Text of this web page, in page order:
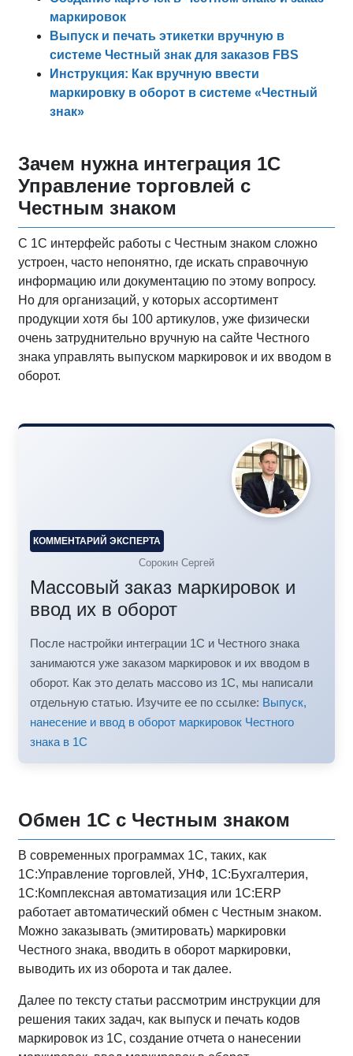
маркировок
Выпуск и печать этикетки вручную в
системе Честный знак для заказов FBS
Инструкция: Как вручную ввести
маркировку в оборот в системе «Честный
знак»
Зачем нужна интеграция 1С
Управление торговлей с
Честным знаком
С 1С интерфейс работы с Честным знаком сложно
устроен, часто непонятно, где искать справочную
информацию или документацию по этому вопросу.
Но для организаций, у которых ассортимент
продукции хотя бы 100 артикулов, уже физически
очень затруднительно вручную на сайте Честного
знака управлять выпуском маркировок и их вводом в
оборот.
КОММЕНТАРИЙ ЭКСПЕРТА
Сорокин Сергей
Массовый заказ маркировок и
ввод их в оборот
После настройки интеграции 1С и Честного знака
занимаются уже заказом маркировок и их вводом в
оборот. Как это делать массово из 1С, мы написали
отдельную статью. Изучите ее по ссылке: Выпуск,
нанесение и ввод в оборот маркировок Честного
знака в 1С
Обмен 1С с Честным знаком
В современных программах 1С, таких, как
1С:Управление торговлей, УНФ, 1С:Бухгалтерия,
1С:Комплексная автоматизация или 1С:ERP
работает автоматический обмен с Честным знаком.
Можно заказывать (эмитировать) маркировки
Честного знака, вводить в оборот маркировки,
выводить их из оборота и так далее.
Далее по тексту статьи рассмотрим инструкции для
решения таких задач, как выпуск и печать кодов
маркировок из 1С, создание отчета о нанесении